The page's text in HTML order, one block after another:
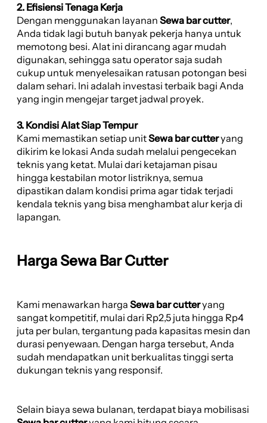
2. Efisiensi Tenaga Kerja
Dengan menggunakan layanan Sewa bar cutter,
Anda tidak lagi butuh banyak pekerja hanya untuk
memotong besi. Alat ini dirancang agar mudah
digunakan, sehingga satu operator saja sudah
cukup untuk menyelesaikan ratusan potongan besi
dalam sehari. Ini adalah investasi terbaik bagi Anda
yang ingin mengejar target jadwal proyek.
3. Kondisi Alat Siap Tempur
Kami memastikan setiap unitSewa bar cutteryang
dikirim ke lokasi Anda sudah melalui pengecekan
teknis yang ketat. Mulai dari ketajaman pisau
hingga kestabilan motor listriknya, semua
dipastikan dalam kondisi prima agar tidak terjadi
kendala teknis yang bisa menghambat alur kerja di
lapangan.
Harga Sewa Bar Cutter
Kami menawarkan harga Sewa bar cutteryang
sangat kompetitif, mulai dari Rp2,5 juta hingga Rp4
juta per bulan, tergantung pada kapasitas mesin dan
durasi penyewaan. Dengan harga tersebut, Anda
sudah mendapatkan unit berkualitas tinggi serta
dukungan teknis yang responsif.
Selain biaya sewa bulanan, terdapat biaya mobilisasi